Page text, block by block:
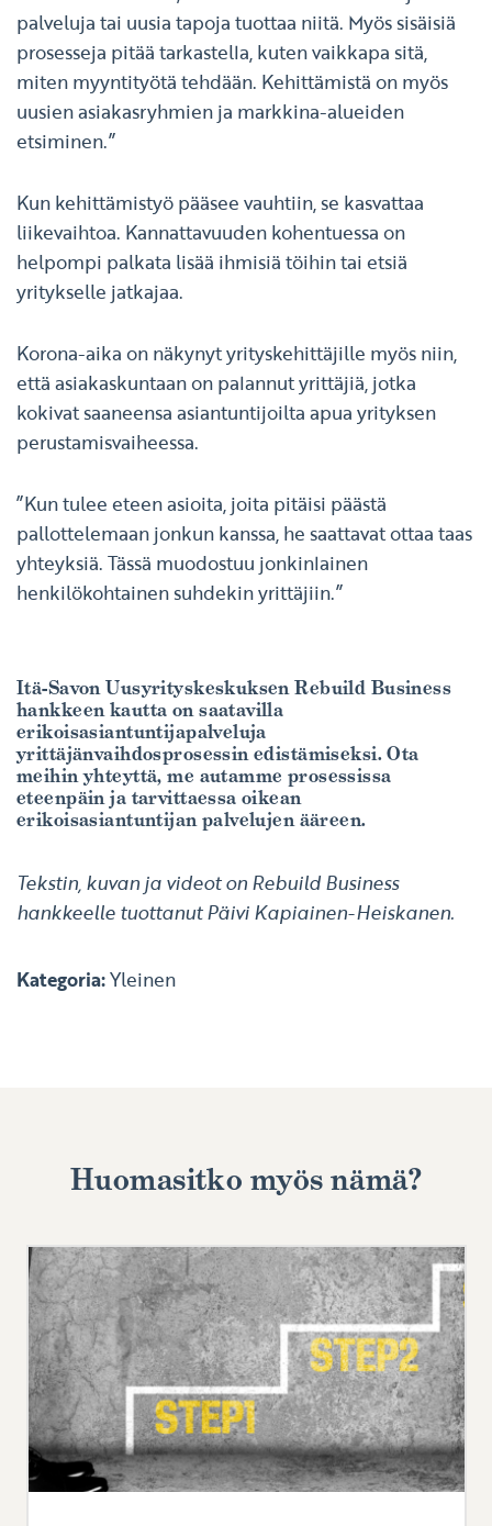
palveluja tai uusia tapoja tuottaa niitä. Myös sisäisiä
prosesseja pitää tarkastella, kuten vaikkapa sitä,
miten myyntityötä tehdään. Kehittämistä on myös
uusien asiakasryhmien ja markkina-alueiden
etsiminen.”
Kun kehittämistyö pääsee vauhtiin, se kasvattaa
liikevaihtoa. Kannattavuuden kohentuessa on
helpompi palkata lisää ihmisiä töihin tai etsiä
yritykselle jatkajaa.
Korona-aika on näkynyt yrityskehittäjille myös niin,
että asiakaskuntaan on palannut yrittäjiä, jotka
kokivat saaneensa asiantuntijoilta apua yrityksen
perustamisvaiheessa.
”Kun tulee eteen asioita, joita pitäisi päästä
pallottelemaan jonkun kanssa, he saattavat ottaa taas
yhteyksiä. Tässä muodostuu jonkinlainen
henkilökohtainen suhdekin yrittäjiin.”
Itä-Savon Uusyrityskeskuksen Rebuild Business
hankkeen kautta on saatavilla
erikoisasiantuntijapalveluja
yrittäjänvaihdosprosessin edistämiseksi. Ota
meihin yhteyttä, me autamme prosessissa
eteenpäin ja tarvittaessa oikean
erikoisasiantuntijan palvelujen ääreen.
Tekstin, kuvan ja videot on Rebuild Business
hankkeelle tuottanut Päivi Kapiainen-Heiskanen.
Kategoria:Yleinen
Huomasitko myös nämä?